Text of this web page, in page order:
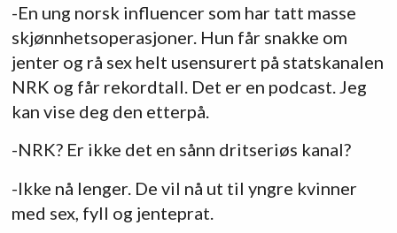
-En ung norsk influencer som har tatt masse
skjønnhetsoperasjoner. Hun får snakke om
jenter og rå sex helt usensurert på statskanalen
NRK og får rekordtall. Det er en podcast. Jeg
kan vise deg den etterpå.
-NRK? Er ikke det en sånn dritseriøs kanal?
-Ikke nå lenger. De vil nå ut til yngre kvinner
med sex, fyll og jenteprat.